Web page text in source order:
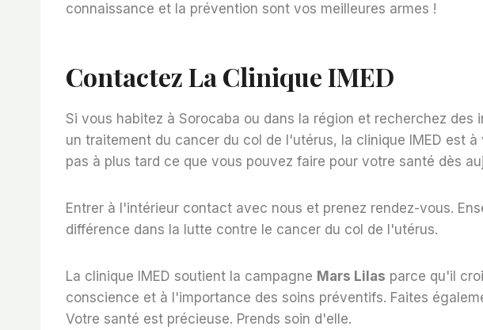
connaissance et la prévention sont vos meilleures armes !
Contactez La Clinique IMED
Si vous habitez à Sorocaba ou dans la région et recherchez des
un traitement du cancer du col de l'utérus, la clinique IMED est
pas à plus tard ce que vous pouvez faire pour votre santé dès
Entrer à l'intérieur contact avec nous et prenez rendez-vous.
différence dans la lutte contre le cancer du col de l'utérus.
La clinique IMED soutient la campagne Mars Lilas parce qu'il
conscience et à l'importance des soins préventifs. Faites
Votre santé est précieuse. Prends soin d'elle.